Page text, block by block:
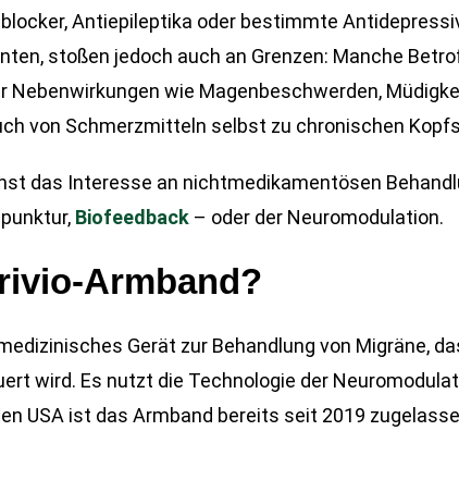
Antiepileptika oder bestimmte
stoßen jedoch auch an Grenzen: Manche
Nebenwirkungen wie Magenbeschwerden,
von Schmerzmitteln selbst zu chronischen
das Interesse an nichtmedikamentösen
Biofeedback– oder der Neuromodulation.
Armband?
Gerät zur Behandlung von Migräne,
wird. Es nutzt die Technologie der
USA ist das Armband bereits seit 2019